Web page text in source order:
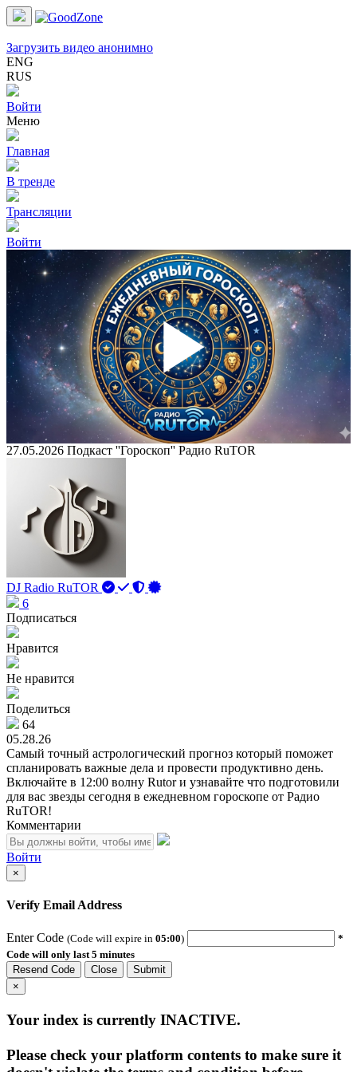
Загрузить видео анонимно
ENG
RUS
Войти
Меню
Главная
В тренде
Трансляции
Войти
Play
27.05.2026 Подкаст ''Гороскоп'' Радио RuTOR
DJ Radio RuTOR
6
Подписаться
Нравится
Не нравится
Поделиться
64
05.28.26
Самый точный астрологический прогноз который поможет
спланировать важные дела и провести продуктивно день.
Включайте в 12:00 волну Rutor и узнавайте что подготовили
для вас звезды сегодня в ежедневном гороскопе от Радио
RuTOR!
Комментарии
Войти
×
Verify Email Address
Enter Code (Code will expire in 05:00)
*
Code will only last 5 minutes
Resend Code
Close
Submit
×
Your index is currently INACTIVE.
Please check your platform contents to make sure it